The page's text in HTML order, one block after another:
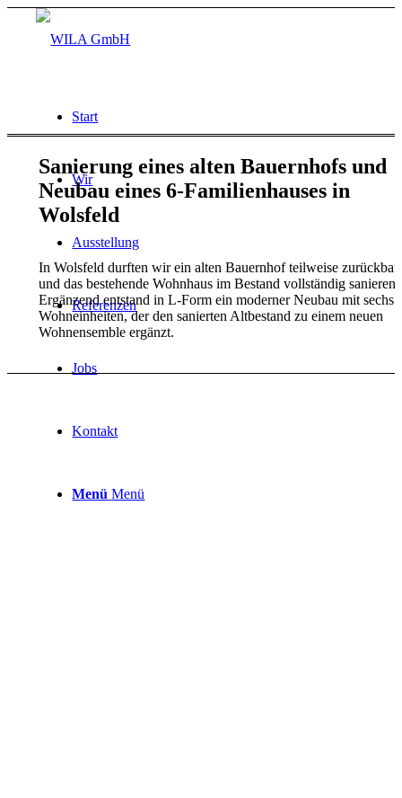
Start
Wir
Ausstellung
Referenzen
Jobs
Kontakt
Menü Menü
Sanierung eines alten Bauernhofs und
Neubau eines 6-Familienhauses in
Wolsfeld
In Wolsfeld durften wir ein alten Bauernhof teilweise
und das bestehende Wohnhaus im Bestand vollständig sanieren.
Ergänzend entstand in L-Form ein moderner Neubau mit sechs
Wohneinheiten, der den sanierten Altbestand zu einem neuen
Wohnensemble ergänzt.